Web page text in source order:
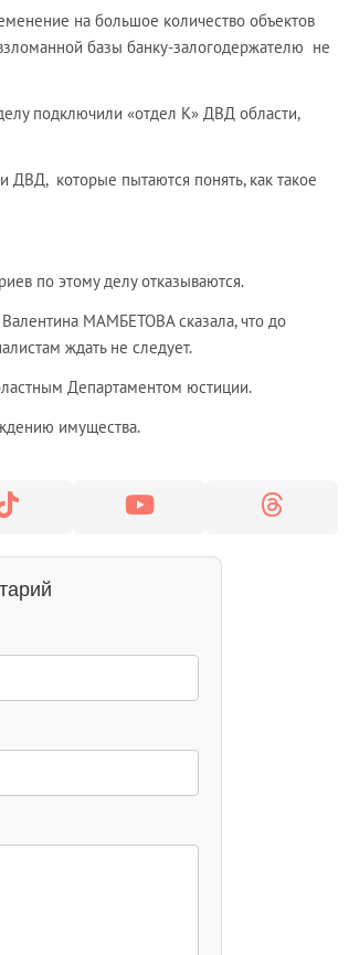
на большое количество объектов
базы банку-залогодержателю не
подключили «отдел К» ДВД области,
ДВД, которые пытаются понять, как такое
по этому делу отказываются.
МАМБЕТОВА сказала, что до
ждать не следует.
Департаментом юстиции.
имущества.